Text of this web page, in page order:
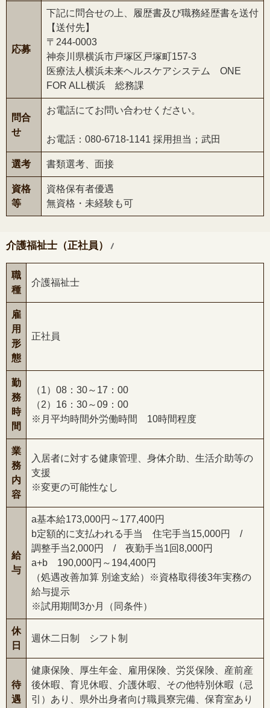
応募
下記に問合せの上、履歴書及び職務経歴書を送付
【送付先】
〒244-0003
神奈川県横浜市戸塚区戸塚町157-3
医療法人横浜未来ヘルスケアシステム ONE
FOR ALL横浜 総務課
問合
せ
お電話にてお問い合わせください。
お電話：080-6718-1141 採用担当；武田
選考 書類選考、面接
資格
等
資格保有者優遇
無資格・未経験も可
介護福祉士（正社員） /
職
種
介護福祉士
雇
用
形
態
正社員
勤
務
時
間
（1）08：30～17：00
（2）16：30～09：00
※月平均時間外労働時間 10時間程度
業
務
内
容
入居者に対する健康管理、身体介助、生活介助等の
支援
※変更の可能性なし
給
与
a基本給173,000円～177,400円
b定額的に支払われる手当 住宅手当15,000円 /
調整手当2,000円 / 夜勤手当1回8,000円
a+b 190,000円～194,400円
（処遇改善加算 別途支給）※資格取得後3年実務の
給与提示
※試用期間3か月（同条件）
休
日
週休二日制 シフト制
待
遇
健康保険、厚生年金、雇用保険、労災保険、産前産
後休暇、育児休暇、介護休暇、その他特別休暇（忌
引）あり、県外出身者向け職員寮完備、保育室あり